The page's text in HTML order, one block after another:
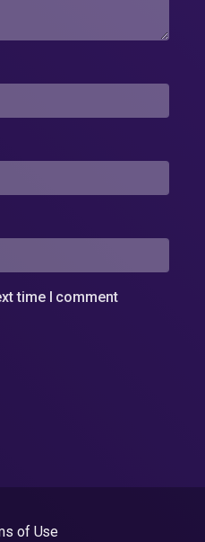
time I comment
of Use